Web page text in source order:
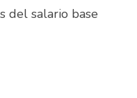
del salario base